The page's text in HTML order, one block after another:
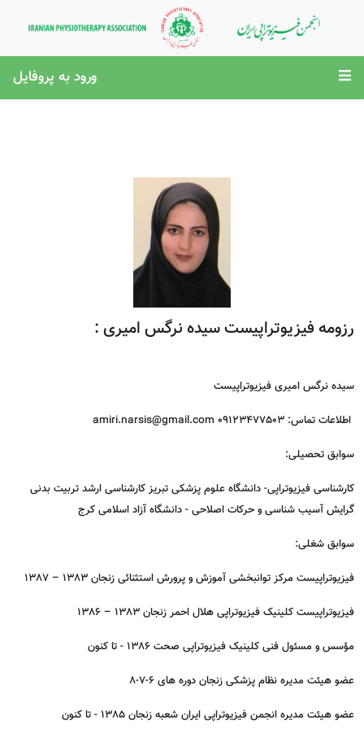
ورود به پروفایل
رزومه فیزیوتراپیست سیده نرگس امیری :
سیده نرگس امیری فیزیوتراپیست
اطلاعات تماس: 09123477503 amiri.narsis@gmail.com
سوابق تحصیلی:
کارشناسی فیزیوتراپی- دانشگاه علوم پزشکی تبریز کارشناسی ارشد تربیت بدنی
گرایش آسیب شناسی و حرکات اصلاحی - دانشگاه آزاد اسلامی کرج
سوابق شغلی:
فیزیوتراپیست مرکز توانبخشی آموزش و پرورش استثنائی زنجان 1383 – 1387
فیزیوتراپیست کلینیک فیزیوتراپی هلال احمر زنجان 1383 – 1386
مؤسس و مسئول فنی کلینیک فیزیوتراپی صحت 1386 - تا کنون
عضو هیئت مدیره نظام پزشکی زنجان دوره های 6-7-8
عضو هیئت مدیره انجمن فیزیوتراپی ایران شعبه زنجان 1385 - تا کنون